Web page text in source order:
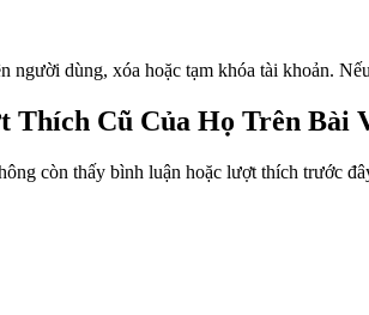
dùng, xóa hoặc tạm khóa tài khoản.
Cũ Của Họ Trên Bài
còn thấy bình luận hoặc lượt thích trước